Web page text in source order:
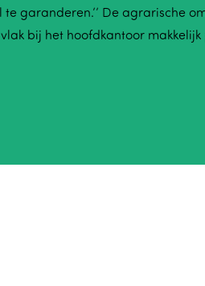
garanderen.’’ De agrarische
bij het hoofdkantoor